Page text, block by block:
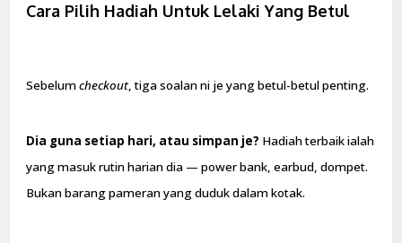
Cara Pilih Hadiah Untuk Lelaki Yang Betul
Sebelumcheckout, tiga soalan ni je yang betul-betul penting.
Dia guna setiap hari, atau simpan je? Hadiah terbaik ialah
yang masuk rutin harian dia — power bank, earbud, dompet.
Bukan barang pameran yang duduk dalam kotak.